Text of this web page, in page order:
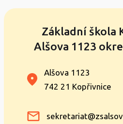
Základní škola
Alšova 1123
Alšova 1123
742 21 Kopřivnice